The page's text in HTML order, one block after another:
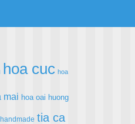
hoa cuc hoa
mai hoa oai huong
tia ca